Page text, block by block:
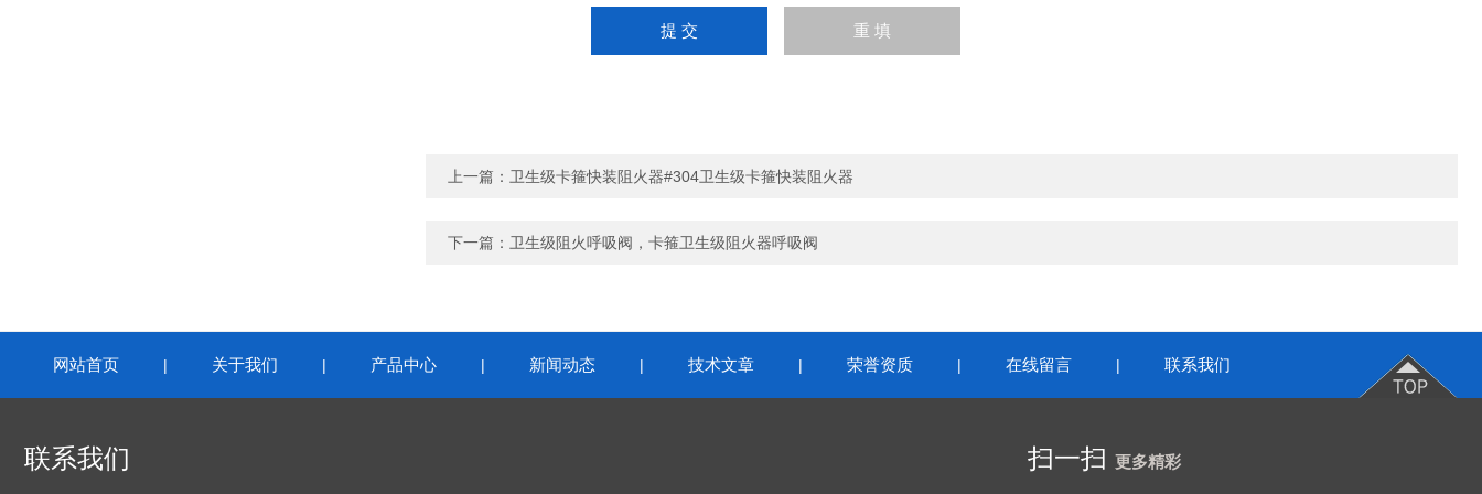
上一篇： 卫生级卡箍快装阻火器#304卫生级卡箍快装阻火器
下一篇： 卫生级阻火呼吸阀，卡箍卫生级阻火器呼吸阀
网站首页 | 关于我们 | 产品中心 | 新闻动态 | 技术文章 | 荣誉资质 | 在线留言 | 联系我们
联系我们 扫一扫 更多精彩